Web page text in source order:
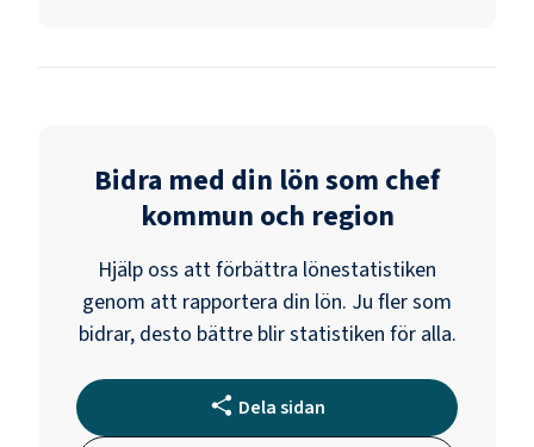
Bidra med din lön som chef
kommun och region
Hjälp oss att förbättra lönestatistiken
genom att rapportera din lön. Ju fler som
bidrar, desto bättre blir statistiken för alla.
Dela sidan